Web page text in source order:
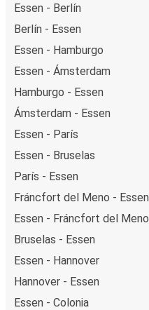
Essen - Berlín
Berlín - Essen
Essen - Hamburgo
Essen - Ámsterdam
Hamburgo - Essen
Ámsterdam - Essen
Essen - París
Essen - Bruselas
París - Essen
Fráncfort del Meno - Essen
Essen - Fráncfort del Meno
Bruselas - Essen
Essen - Hannover
Hannover - Essen
Essen - Colonia